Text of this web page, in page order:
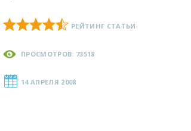
РЕЙТИНГ СТАТЬИ
ПРОСМОТРОВ: 73518
14 АПРЕЛЯ 2008